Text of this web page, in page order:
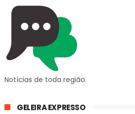
Notícias de toda região.
GELEIRA EXPRESSO